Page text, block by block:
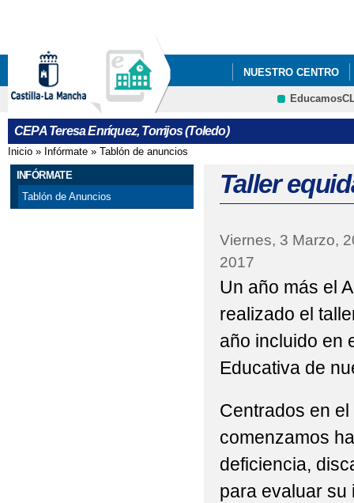
NUESTRO CENTRO
ERASMUS+
CEPA Teresa Enríquez, Torrijos (Toledo)
Se encuentra usted aquí
Inicio » Infórmate » Tablón de anuncios
INFÓRMATE
Tablón de Anuncios
Taller
Viernes, 3 Marzo,
2017
Un año más el
realizado el
año incluido en
Educativa de
Centrados en
comenzamos
deficiencia,
para evaluar su